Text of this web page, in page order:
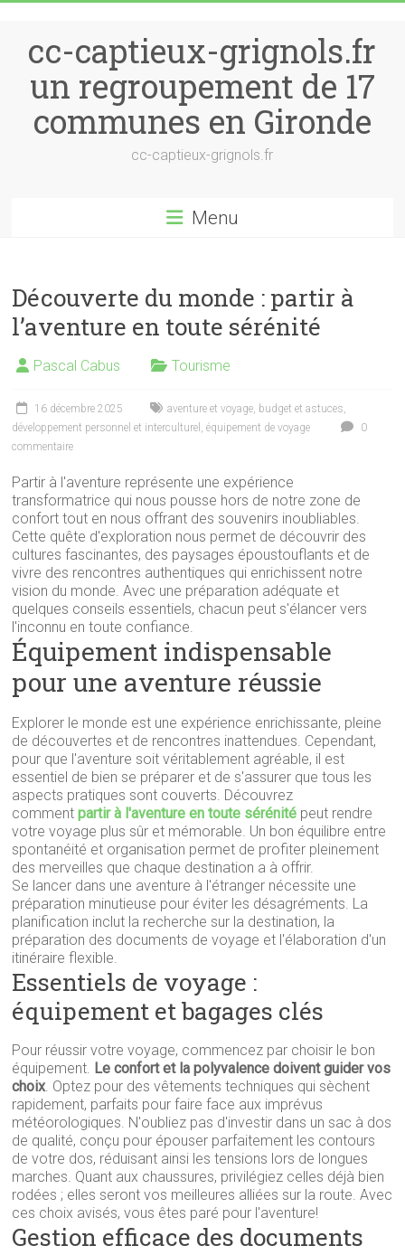
cc-captieux-grignols.fr
un regroupement de 17
communes en Gironde
cc-captieux-grignols.fr
Menu
Découverte du monde : partir à
l’aventure en toute sérénité
Pascal Cabus Tourisme
16 décembre 2025 aventure et voyage, budget et astuces,
développement personnel et interculturel ,équipement de voyage
0
commentaire
Partir à l'aventure représente une expérience
transformatrice qui nous pousse hors de notre zone de
confort tout en nous offrant des souvenirs inoubliables.
Cette quête d'exploration nous permet de découvrir des
cultures fascinantes, des paysages époustouflants et de
vivre des rencontres authentiques qui enrichissent notre
vision du monde. Avec une préparation adéquate et
quelques conseils essentiels, chacun peut s'élancer vers
l'inconnu en toute confiance.
Équipement indispensable
pour une aventure réussie
Explorer le monde est une expérience enrichissante, pleine
de découvertes et de rencontres inattendues. Cependant,
pour que l'aventure soit véritablement agréable, il est
essentiel de bien se préparer et de s'assurer que tous les
aspects pratiques sont couverts. Découvrez
commentpartir à l'aventure en toute sérénité peut rendre
votre voyage plus sûr et mémorable. Un bon équilibre entre
spontanéité et organisation permet de profiter pleinement
des merveilles que chaque destination a à offrir.
Se lancer dans une aventure à l'étranger nécessite une
préparation minutieuse pour éviter les désagréments. La
planification inclut la recherche sur la destination, la
préparation des documents de voyage et l'élaboration d'un
itinéraire flexible.
Essentiels de voyage :
équipement et bagages clés
Pour réussir votre voyage, commencez par choisir le bon
équipement. Le confort et la polyvalence doivent guider vos
choix. Optez pour des vêtements techniques qui sèchent
rapidement, parfaits pour faire face aux imprévus
météorologiques. N'oubliez pas d'investir dans un sac à dos
de qualité, conçu pour épouser parfaitement les contours
de votre dos, réduisant ainsi les tensions lors de longues
marches. Quant aux chaussures, privilégiez celles déjà bien
rodées ; elles seront vos meilleures alliées sur la route. Avec
ces choix avisés, vous êtes paré pour l'aventure!
Gestion efficace des documents